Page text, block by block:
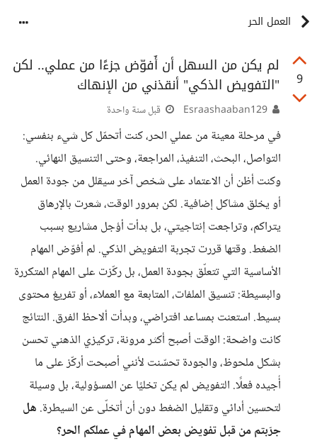
العمل الحر
9
لم يكن من السهل أن أُفوّض جزءًا من عملي.. لكن
"التفويض الذكي" أنقذني من الإنهاك
قبل سنة واحدة
في مرحلة معينة من عملي الحر، كنت أتحمّل كل شيء بنفسي:
التواصل، البحث، التنفيذ، المراجعة، وحتى التنسيق النهائي.
وكنت أظن أن الاعتماد على شخص آخر سيقلل من جودة العمل
أو يخلق مشاكل إضافية. لكن بمرور الوقت، شعرت بالإرهاق
يتراكم، وتراجعت إنتاجيتي، بل بدأت أؤجل مشاريع بسبب
الضغط. وقتها قررت تجربة التفويض الذكي. لم أفوّض المهام
الأساسية التي تتعلّق بجودة العمل، بل ركّزت على المهام المتكررة
والبسيطة: تنسيق الملفات، المتابعة مع العملاء، أو تفريغ محتوى
بسيط. استعنت بمساعد افتراضي، وبدأت ألاحظ الفرق. النتائج
كانت واضحة: الوقت أصبح أكثر مرونة، تركيزي الذهني تحسن
بشكل ملحوظ، والجودة تحسّنت لأنني أصبحت أركّز على ما
أُجيده فعلًا. التفويض لم يكن تخليًا عن المسؤولية، بل وسيلة
لتحسين أدائي وتقليل الضغط دون أن أتخلّى عن السيطرة. هل
جرّبتم من قبل تفويض بعض المهام في عملكم الحر؟